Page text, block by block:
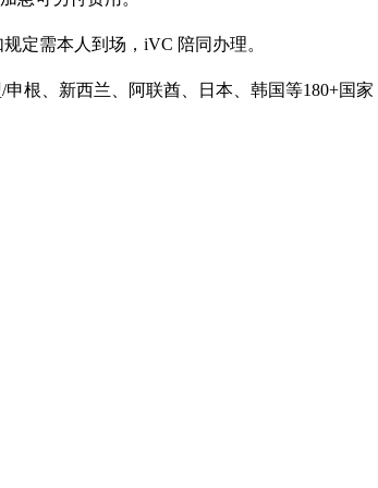
定需本人到场，iVC 陪同办理。
根、新西兰、阿联酋、日本、韩国等180+国家